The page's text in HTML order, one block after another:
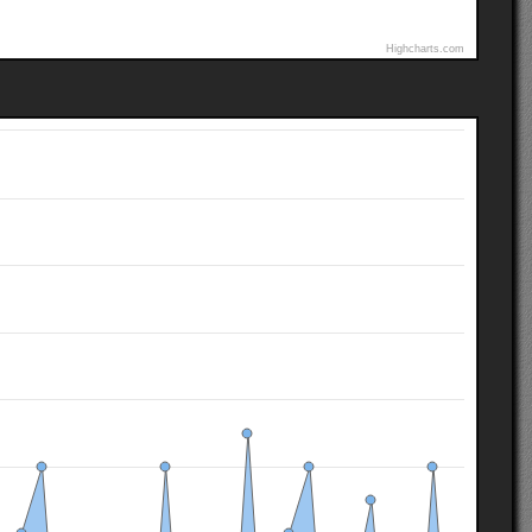
Highcharts.com